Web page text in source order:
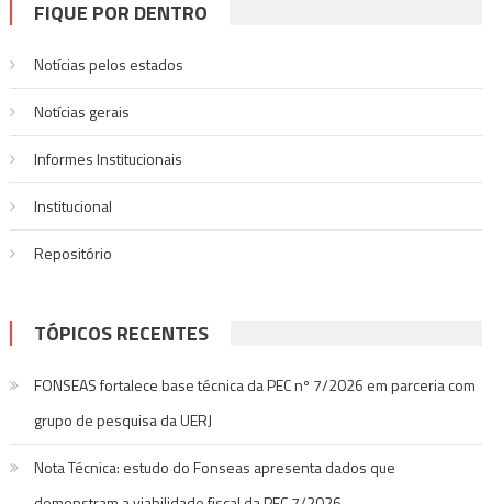
FIQUE POR DENTRO
Notícias pelos estados
Notí­cias gerais
Informes Institucionais
Institucional
Repositório
TÓPICOS RECENTES
FONSEAS fortalece base técnica da PEC nº 7/2026 em parceria com
grupo de pesquisa da UERJ
Nota Técnica: estudo do Fonseas apresenta dados que